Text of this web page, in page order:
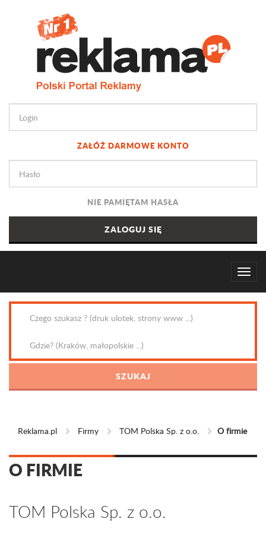
ZAŁÓŻ DARMOWE KONTO
NIE PAMIĘTAM HASŁA
Reklama.pl Firmy TOM Polska Sp. z o.o. O firmie
O FIRMIE
TOM Polska Sp. z o.o.